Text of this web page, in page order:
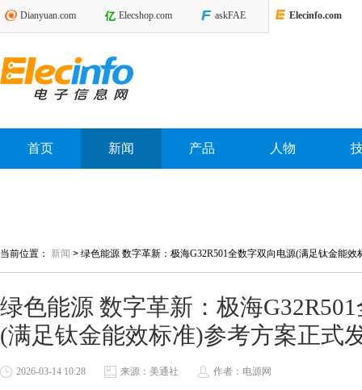
Dianyuan.com Elecshop.com askFAE Elecinfo.com
首页 新闻 产品 人物
当前位置： 新闻 > 绿色能源 数字革新：极海G32R501全数字双向电源(满足钛金能
绿色能源 数字革新：极海
(满足钛金能效标准)参考方案正式
2026-03-14 10:28 来源：美通社 作者：电源网